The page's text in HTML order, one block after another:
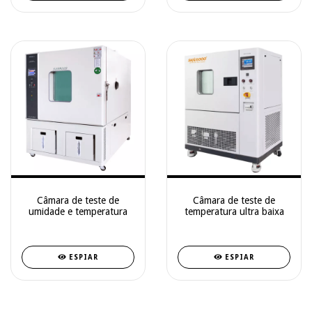
Câmara de teste de
umidade e temperatura
ESPIAR
Câmara de teste de
temperatura ultra baixa
ESPIAR